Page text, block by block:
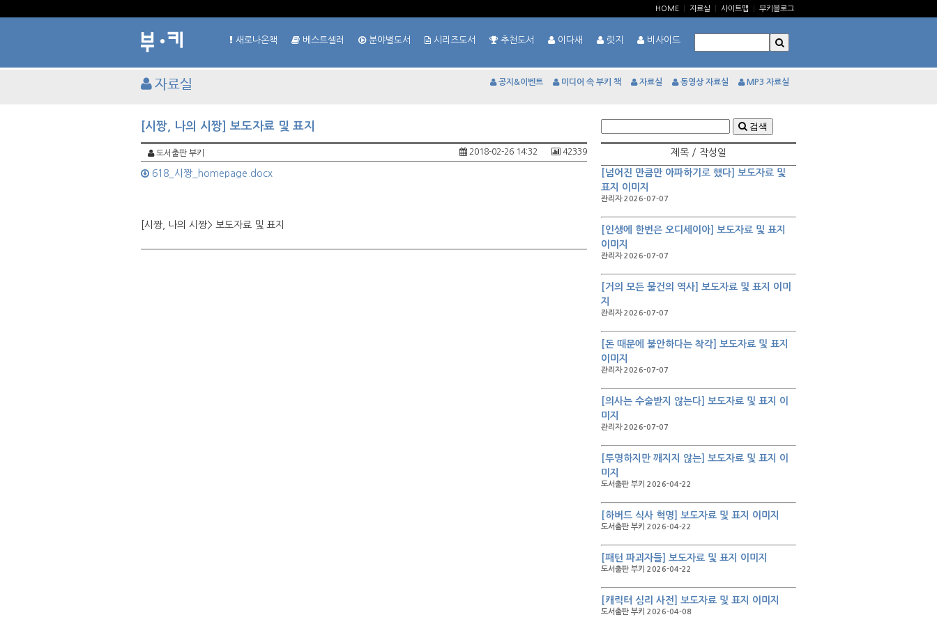
HOME 자료실 사이트맵 부키블로그
새로나온책 베스트셀러 분야별도서 시리즈도서 추천도서 이다새 릿지 비사이드
자료실 공지&이벤트 미디어 속 부키 책 자료실 동영상 자료실 MP3 자료실
[시짱, 나의 시짱] 보도자료 및 표지
도서출판 부키 42339
2018-02-26 14:32
618_시짱_homepage.docx
[시짱, 나의 시짱> 보도자료 및 표지
검색
제목 / 작성일
[넘어진 만큼만 아파하기로 했다] 보도자료 및
표지 이미지
관리자 2026-07-07
[인생에 한번은 오디세이아] 보도자료 및 표지
이미지
관리자 2026-07-07
[거의 모든 물건의 역사] 보도자료 및 표지 이미
지
관리자 2026-07-07
[돈 때문에 불안하다는 착각] 보도자료 및 표지
이미지
관리자 2026-07-07
[의사는 수술받지 않는다] 보도자료 및 표지 이
미지
관리자 2026-07-07
[투명하지만 깨지지 않는] 보도자료 및 표지 이
미지
도서출판 부키 2026-04-22
[하버드 식사 혁명] 보도자료 및 표지 이미지
도서출판 부키 2026-04-22
[패턴 파괴자들] 보도자료 및 표지 이미지
도서출판 부키 2026-04-22
[캐릭터 심리 사전] 보도자료 및 표지 이미지
도서출판 부키 2026-04-08